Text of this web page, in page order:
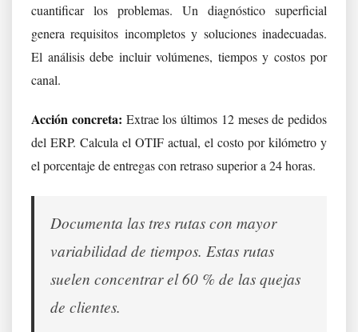
cuantificar los problemas. Un diagnóstico superficial
genera requisitos incompletos y soluciones inadecuadas.
El análisis debe incluir volúmenes, tiempos y costos por
canal.
Acción concreta: Extrae los últimos 12 meses de pedidos
del ERP. Calcula el OTIF actual, el costo por kilómetro y
el porcentaje de entregas con retraso superior a 24 horas.
Documenta las tres rutas con mayor
variabilidad de tiempos. Estas rutas
suelen concentrar el 60 % de las quejas
de clientes.